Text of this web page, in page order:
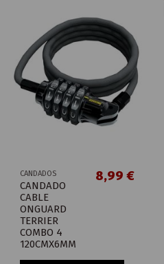
CANDADOS
CANDADO
CABLE
ONGUARD
TERRIER
COMBO 4
120CMX6MM
8,99 €